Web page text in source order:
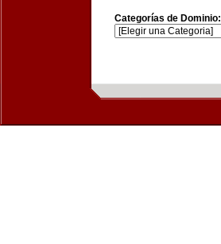
Categorías de Dominio: